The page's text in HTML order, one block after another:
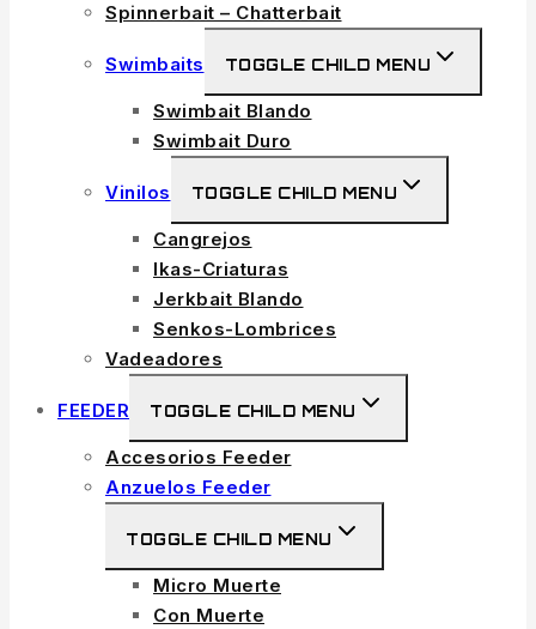
Spinnerbait – Chatterbait
Swimbaits TOGGLE CHILD MENU
Swimbait Blando
Swimbait Duro
Vinilos TOGGLE CHILD MENU
Cangrejos
Ikas-Criaturas
Jerkbait Blando
Senkos-Lombrices
Vadeadores
FEEDER TOGGLE CHILD MENU
Accesorios Feeder
Anzuelos Feeder
TOGGLE CHILD MENU
Micro Muerte
Con Muerte